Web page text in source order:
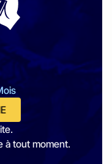
à tout moment.